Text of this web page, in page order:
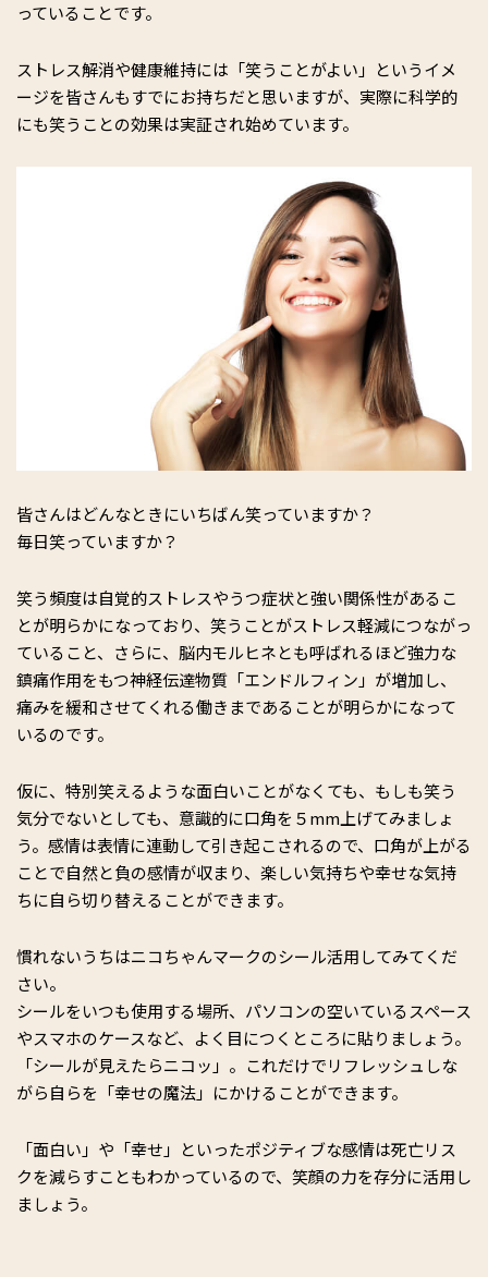
っていることです。
ストレス解消や健康維持には「笑うことがよい」というイメ
ージを皆さんもすでにお持ちだと思いますが、実際に科学的
にも笑うことの効果は実証され始めています。
皆さんはどんなときにいちばん笑っていますか？
毎日笑っていますか？
笑う頻度は自覚的ストレスやうつ症状と強い関係性があるこ
とが明らかになっており、笑うことがストレス軽減につながっ
ていること、さらに、脳内モルヒネとも呼ばれるほど強力な
鎮痛作用をもつ神経伝達物質「エンドルフィン」が増加し、
痛みを緩和させてくれる働きまであることが明らかになって
いるのです。
仮に、特別笑えるような面白いことがなくても、もしも笑う
気分でないとしても、意識的に口角を５mm上げてみましょ
う。感情は表情に連動して引き起こされるので、口角が上がる
ことで自然と負の感情が収まり、楽しい気持ちや幸せな気持
ちに自ら切り替えることができます。
慣れないうちはニコちゃんマークのシール活用してみてくだ
さい。
シールをいつも使用する場所、パソコンの空いているスペース
やスマホのケースなど、よく目につくところに貼りましょう。
「シールが見えたらニコッ」。これだけでリフレッシュしな
がら自らを「幸せの魔法」にかけることができます。
「面白い」や「幸せ」といったポジティブな感情は死亡リス
クを減らすこともわかっているので、笑顔の力を存分に活用し
ましょう。